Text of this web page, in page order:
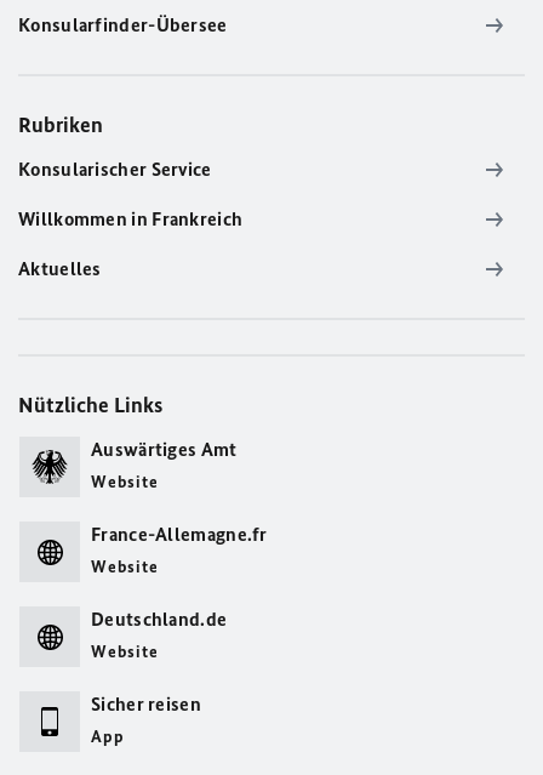
Konsularfinder-Übersee
Rubriken
Konsularischer Service
Willkommen in Frankreich
Aktuelles
Nützliche Links
Auswärtiges Amt
Website
France-Allemagne.fr
Website
Deutschland.de
Website
Sicher reisen
App